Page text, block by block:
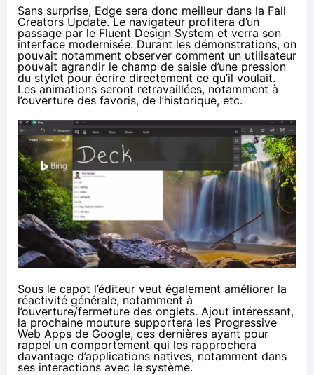
Sans surprise, Edge sera donc meilleur dans la Fall
Creators Update. Le navigateur profitera d’un
passage par le Fluent Design System et verra son
interface modernisée. Durant les démonstrations, on
pouvait notamment observer comment un utilisateur
pouvait agrandir le champ de saisie d’une pression
du stylet pour écrire directement ce qu’il voulait.
Les animations seront retravaillées, notamment à
l’ouverture des favoris, de l’historique, etc.
Sous le capot l’éditeur veut également améliorer la
réactivité générale, notamment à
l’ouverture/fermeture des onglets. Ajout intéressant,
la prochaine mouture supportera les Progressive
Web Apps de Google, ces dernières ayant pour
rappel un comportement qui les rapprochera
davantage d’applications natives, notamment dans
ses interactions avec le système.